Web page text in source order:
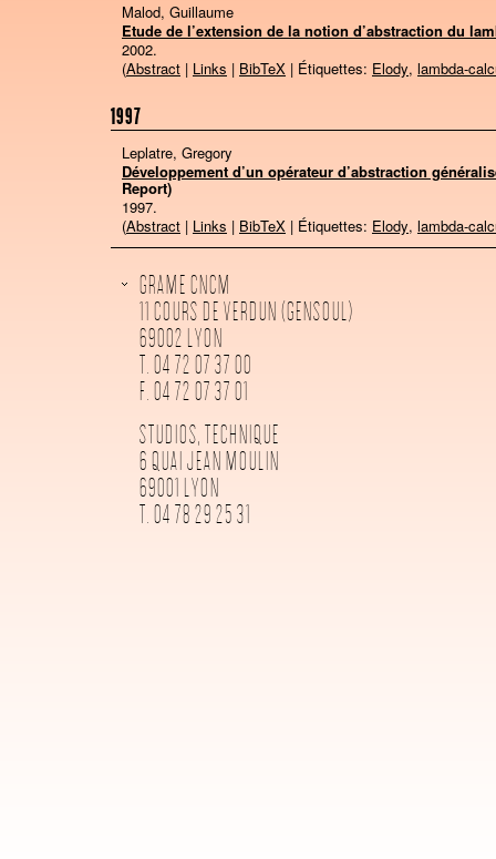
Malod, Guillaume
Etude de l’extension de la notion d’abstraction du
2002.
(Abstract | Links | BibTeX | Étiquettes: Elody, lambda-
1997
Leplatre, Gregory
Développement d’un opérateur d’abstraction
Report)
1997.
(Abstract | Links | BibTeX | Étiquettes: Elody, lambda-
GRAME CNCM
11 COURS DE VERDUN (GENSOUL)
69002 LYON
T. 04 72 07 37 00
F. 04 72 07 37 01
STUDIOS, TECHNIQUE
6 QUAI JEAN MOULIN
69001 LYON
T. 04 78 29 25 31